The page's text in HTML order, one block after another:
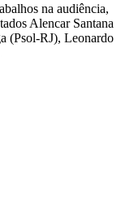
na audiência,
Alencar Santana
(Psol-RJ), Leonardo